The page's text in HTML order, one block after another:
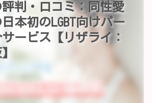
評判・口コミ：同性愛
本初のLGBT向けパー
サービス【リザライ：